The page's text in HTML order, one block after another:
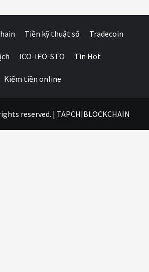
Tiền kỹ thuật số Tradecoin
ICO-IEO-STO Tin Hot
Kiếm tiền online
reserved. | TAPCHIBLOCKCHAIN